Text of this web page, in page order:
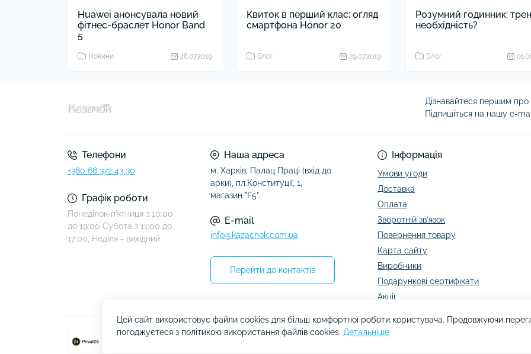
Huawei анонсувала новий
фітнес-браслет Honor Band
5
Новини 28.07.2019
Квиток в перший клас: огляд
смартфона Honor 20
Блог 29.07.2019
Розумний годинник:
необхідність?
Блог
Дізнавайтеся першим про
Підпишіться на нашу e-
Телефони
+380 66 372 43 30
Графік роботи
Понеділок-п'ятниця з 10:00
до 19:00 Субота з 11:00 до
17:00, Неділя - вихідний
Наша адреса
м. Харків, Палац Праці (вхід до
арки), пл.Конституції, 1,
магазин "F5".
E-mail
info@kazachok.com.ua
Перейти до контактів
Інформація
Умови угоди
Доставка
Оплата
Зворотній зв’язок
Повернення товару
Карта сайту
Виробники
Подарункові сертифікати
Акції
Цей сайт використовує файли cookies для більш комфортної роботи користувача. Продовжуючи
погоджуєтеся з політикою використання файлів cookies. Детальніше